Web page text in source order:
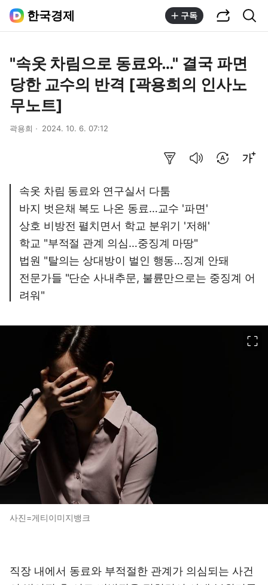
한국경제 구독
"속옷 차림으로 동료와…" 결국 파면
당한 교수의 반격 [곽용희의 인사노
무노트]
곽용희 2024. 10. 6. 07:12
속옷 차림 동료와 연구실서 다툼
바지 벗은채 복도 나온 동료…교수 '파면'
상호 비방전 펼치면서 학교 분위기 '저해'
학교 "부적절 관계 의심…중징계 마땅"
법원 "탈의는 상대방이 벌인 행동…징계 안돼
전문가들 "단순 사내추문, 불륜만으로는 중징계 어
려워"
사진=게티이미지뱅크
직장 내에서 동료와 부적절한 관계가 의심되는 사건